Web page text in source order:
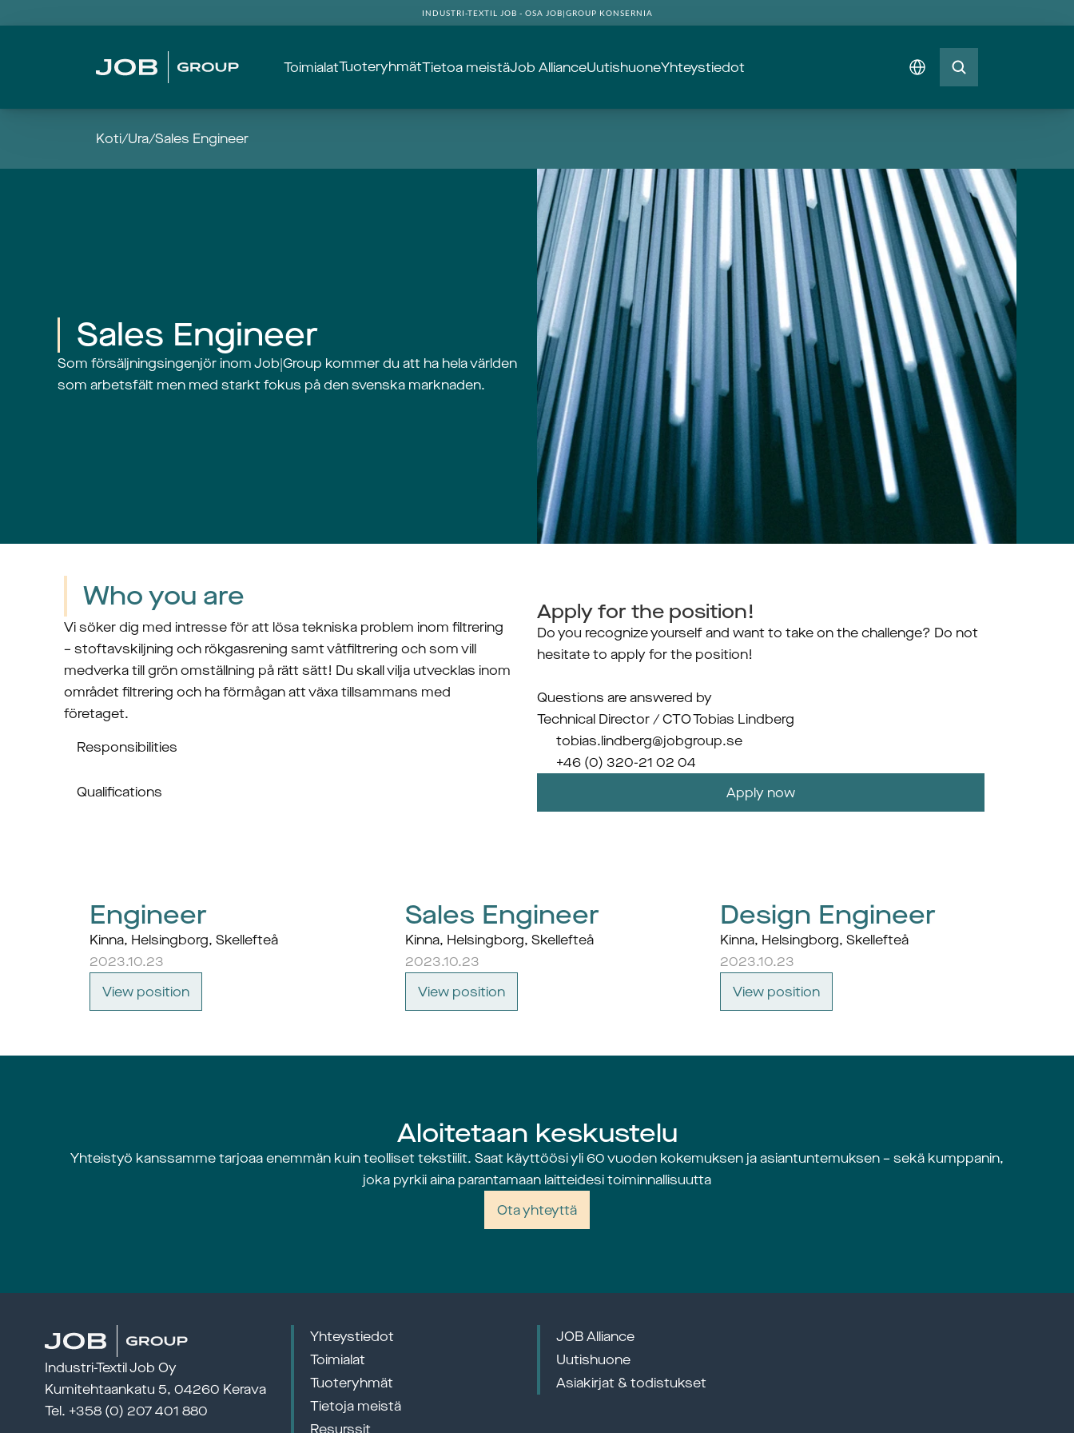
INDUSTRI-TEXTIL JOB - OSA JOB|GROUP KONSERNIA
ToimialatTuoteryhmätTietoa meistäJob AllianceUutishuoneYhteystiedot
Select Language
Koti/Ura/Sales Engineer
Sales Engineer
Som försäljningsingenjör inom Job|Group kommer du att ha hela världen
som arbetsfält men med starkt fokus på den svenska marknaden.
Who you are
Vi söker dig med intresse för att lösa tekniska problem inom filtrering
– stoftavskiljning och rökgasrening samt våtfiltrering och som vill
medverka till grön omställning på rätt sätt! Du skall vilja utvecklas inom
området filtrering och ha förmågan att växa tillsammans med
företaget.
Responsibilities
Qualifications
Apply for the position!
Do you recognize yourself and want to take on the challenge? Do not
hesitate to apply for the position!
Questions are answered by
Technical Director / CTO Tobias Lindberg
tobias.lindberg@jobgroup.se
+46 (0) 320-21 02 04
Apply now
Engineer
Kinna, Helsingborg, Skellefteå
2023.10.23
View position
Sales Engineer
Kinna, Helsingborg, Skellefteå
2023.10.23
View position
Design Engineer
Kinna, Helsingborg, Skellefteå
2023.10.23
View position
Aloitetaan keskustelu
Yhteistyö kanssamme tarjoaa enemmän kuin teolliset tekstiilit. Saat käyttöösi yli 60 vuoden kokemuksen ja asiantuntemuksen – sekä kumppanin,
joka pyrkii aina parantamaan laitteidesi toiminnallisuutta
Ota yhteyttä
Industri-Textil Job Oy
Kumitehtaankatu 5, 04260 Kerava
Tel. +358 (0) 207 401 880
Yhteystiedot
Toimialat
Tuoteryhmät
Tietoja meistä
Resurssit
JOB Alliance
Uutishuone
Asiakirjat & todistukset